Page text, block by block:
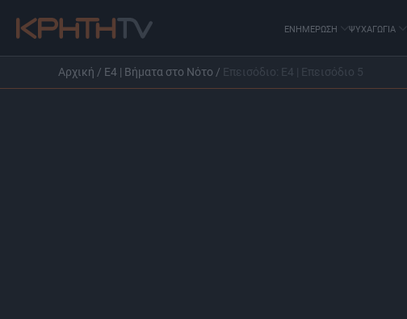
ΕΝΗΜΕΡΩΣΗ ΨΥΧΑΓΩΓΙΑ
Αρχική / Ε4 | Βήματα στο Νότο / Επεισόδιο: Ε4 | Επεισόδιο 5